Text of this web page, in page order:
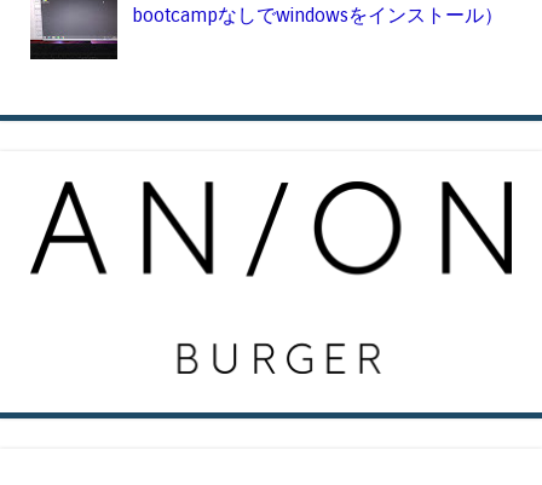
bootcampなしでwindowsをインストール）